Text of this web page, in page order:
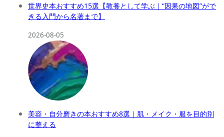
世界史本おすすめ15選【教養として学ぶ｜“因果の地図”がで
きる入門から名著まで】
2026-08-05
美容・自分磨きの本おすすめ8選｜肌・メイク・服を目的別
に整える